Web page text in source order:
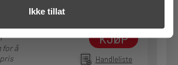
Ikke tillat
for å
KJØP
Handleliste